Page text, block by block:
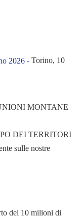
2026 - Torino, 10
MONTANE
DEI TERRITORI
sulle nostre
dei 10 milioni di